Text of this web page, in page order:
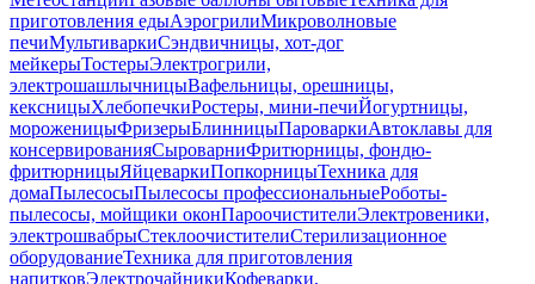
приготовления едыАэрогрилиМикроволновые
печиМультиваркиСэндвичницы, хот-дог
мейкерыТостерыЭлектрогрили,
электрошашлычницыВафельницы, орешницы,
кексницыХлебопечкиРостеры, мини-печиЙогуртницы,
мороженицыФризерыБлинницыПароваркиАвтоклавы для
консервированияСыроварниФритюрницы, фондю-
фритюрницыЯйцеваркиПопкорницыТехника для
домаПылесосыПылесосы профессиональныеРоботы-
пылесосы, мойщики оконПароочистителиЭлектровеники,
электрошвабрыСтеклоочистителиСтерилизационное
оборудованиеТехника для приготовления
напитковЭлектрочайникиКофеварки,